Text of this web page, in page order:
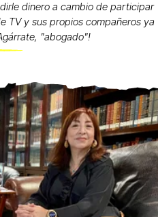
dinero a cambio de participar
TV y sus propios compañeros ya
"abogado"!